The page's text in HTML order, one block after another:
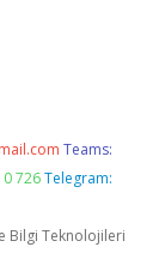
Teams:
726 Telegram:
Bilgi Teknolojileri